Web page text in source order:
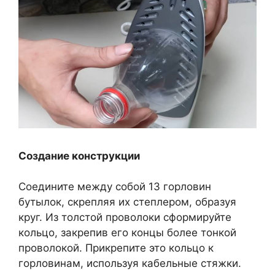
Создание конструкции
Соедините между собой 13 горловин
бутылок, скрепляя их степлером, образуя
круг. Из толстой проволоки сформируйте
кольцо, закрепив его концы более тонкой
проволокой. Прикрепите это кольцо к
горловинам, используя кабельные стяжки.